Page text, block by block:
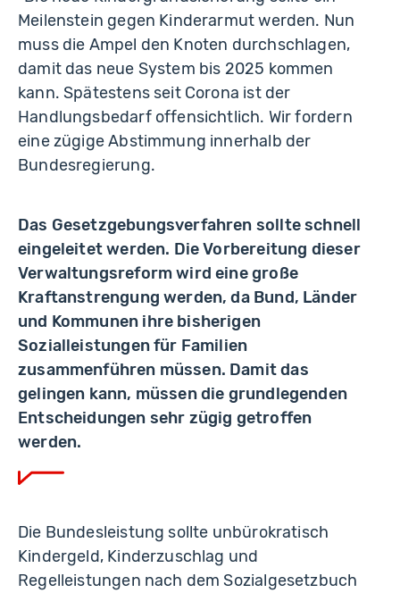
Meilenstein gegen Kinderarmut werden. Nun
muss die Ampel den Knoten durchschlagen,
damit das neue System bis 2025 kommen
kann. Spätestens seit Corona ist der
Handlungsbedarf offensichtlich. Wir fordern
eine zügige Abstimmung innerhalb der
Bundesregierung.
Das Gesetzgebungsverfahren sollte schnell
eingeleitet werden. Die Vorbereitung dieser
Verwaltungsreform wird eine große
Kraftanstrengung werden, da Bund, Länder
und Kommunen ihre bisherigen
Sozialleistungen für Familien
zusammenführen müssen. Damit das
gelingen kann, müssen die grundlegenden
Entscheidungen sehr zügig getroffen
werden.
Die Bundesleistung sollte unbürokratisch
Kindergeld, Kinderzuschlag und
Regelleistungen nach dem Sozialgesetzbuch